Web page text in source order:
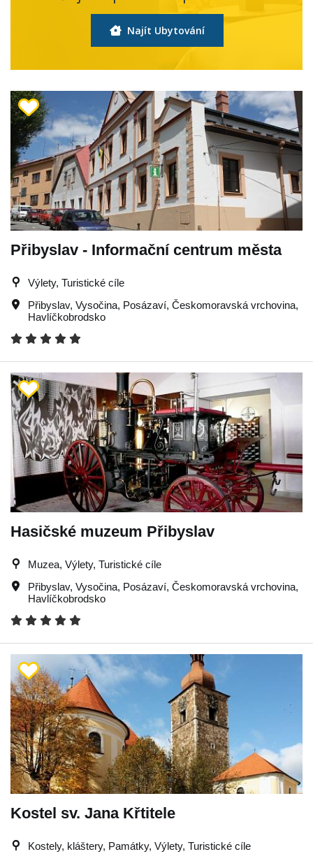
Najít Ubytování
Přibyslav - Informační centrum města
Výlety, Turistické cíle
Přibyslav, Vysočina, Posázaví, Českomoravská vrchovina,
Havlíčkobrodsko
Hasičské muzeum Přibyslav
Muzea, Výlety, Turistické cíle
Přibyslav, Vysočina, Posázaví, Českomoravská vrchovina,
Havlíčkobrodsko
Kostel sv. Jana Křtitele
Kostely, kláštery, Památky, Výlety, Turistické cíle